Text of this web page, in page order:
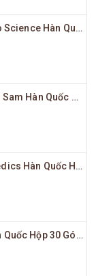
Nước Đông Trùng Hạ Thảo Bio Science Hàn Quốc Hộp Đỏ 20 Ống x 20ml
Nước Hồng Sâm Có Củ Won Ki Sam Hàn Quốc Hộp 10 Chai x 120ml
Nước Hồng Sâm Dongnam Medics Hàn Quốc Hộp 10 Chai x 100ml
Nước Hồng Sâm Teawong Hàn Quốc Hộp 30 Gói x 70ml